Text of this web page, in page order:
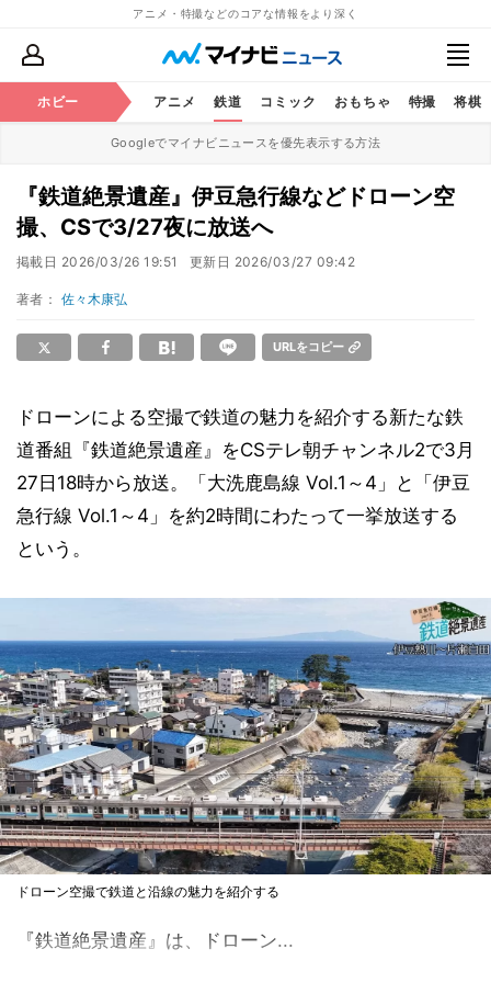
アニメ・特撮などのコアな情報をより深く
ホビー アニメ 鉄道 コミック おもちゃ 特撮 将棋
Googleでマイナビニュースを優先表示する方法
『鉄道絶景遺産』伊豆急行線などドローン空
撮、CSで3/27夜に放送へ
掲載日 2026/03/26 19:51 更新日 2026/03/27 09:42
著者： 佐々木康弘
URLをコピー
ドローンによる空撮で鉄道の魅力を紹介する新たな鉄
道番組『鉄道絶景遺産』をCSテレ朝チャンネル2で3月
27日18時から放送。「大洗鹿島線 Vol.1～4」と「伊豆
急行線 Vol.1～4」を約2時間にわたって一挙放送する
という。
ドローン空撮で鉄道と沿線の魅力を紹介する
『鉄道絶景遺産』は、ドローン...